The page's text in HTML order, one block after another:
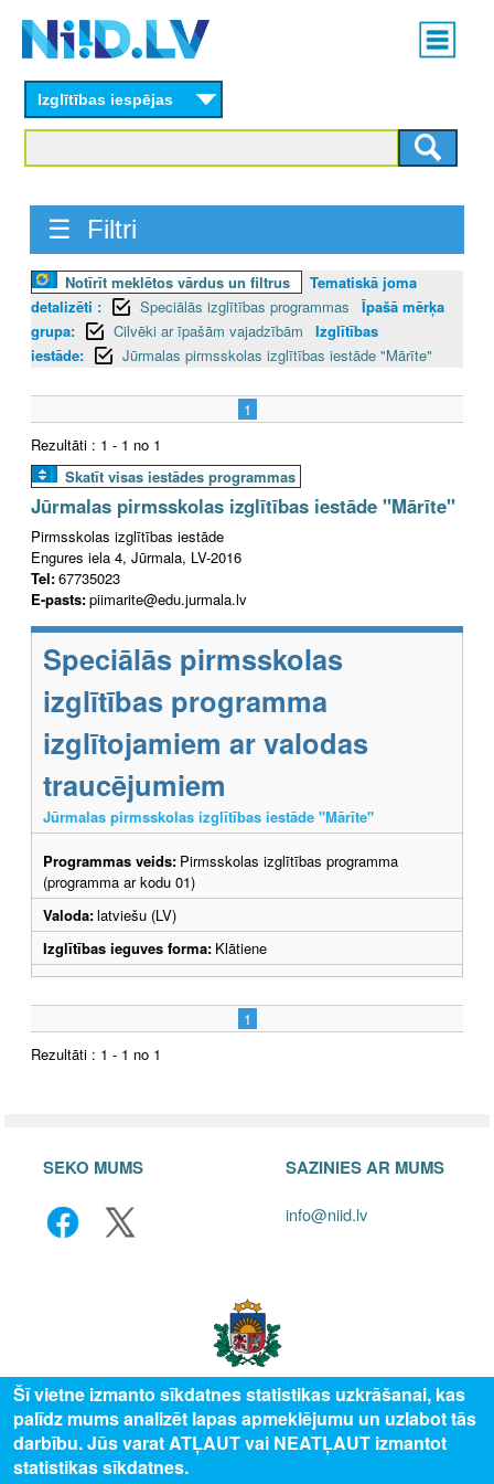
content
Main
menu
Izglītības iespējas
☰ Filtri
Notīrīt meklētos vārdus un filtrus
Tematiskā joma
detalizēti :
Speciālās izglītības programmas
Īpašā mērķa
grupa:
Cilvēki ar īpašām vajadzībām
Izglītības
iestāde:
Jūrmalas pirmsskolas izglītības iestāde "Mārīte"
1
Rezultāti : 1 - 1 no 1
Skatīt visas iestādes programmas
Jūrmalas pirmsskolas izglītības iestāde "Mārīte"
Pirmsskolas izglītības iestāde
Engures iela 4, Jūrmala, LV-2016
Tel:67735023
E-pasts:piimarite@edu.jurmala.lv
Speciālās pirmsskolas
izglītības programma
izglītojamiem ar valodas
traucējumiem
Jūrmalas pirmsskolas izglītības iestāde "Mārīte"
Programmas veids: Pirmsskolas izglītības programma
(programma ar kodu 01)
Valoda:latviešu (LV)
Izglītības ieguves forma: Klātiene
1
Rezultāti : 1 - 1 no 1
SEKO MUMS SAZINIES AR MUMS
info@niid.lv
© 2025 Valsts izglītības attīstības aģentūra, publicētā satura visas tiesības
Šī vietne izmanto sīkdatnes statistikas uzkrāšanai, kas
palīdz mums analizēt lapas apmeklējumu un uzlabot tās
darbību. Jūs varat ATĻAUT vai NEATĻAUT izmantot
statistikas sīkdatnes.